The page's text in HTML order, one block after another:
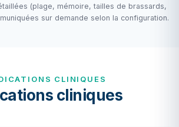
(plage, mémoire, tailles de brassards,
sur demande selon la configuration.
CLINIQUES
cliniques